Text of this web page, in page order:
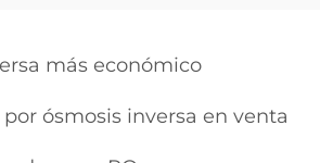
más económico
ósmosis inversa en venta